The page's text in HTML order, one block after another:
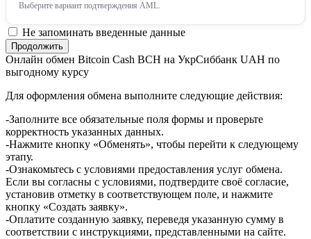
Выберите вариант подтверждения AML.
Не запоминать введенные данные
Онлайн обмен Bitcoin Cash BCH на УкрСиббанк UAH по
выгодному курсу
Для оформления обмена выполните следующие действия:
-Заполните все обязательные поля формы и проверьте
корректность указанных данных.
-Нажмите кнопку «Обменять», чтобы перейти к следующему
этапу.
-Ознакомьтесь с условиями предоставления услуг обмена.
Если вы согласны с условиями, подтвердите своё согласие,
установив отметку в соответствующем поле, и нажмите
кнопку «Создать заявку».
-Оплатите созданную заявку, переведя указанную сумму в
соответствии с инструкциями, представленными на сайте.